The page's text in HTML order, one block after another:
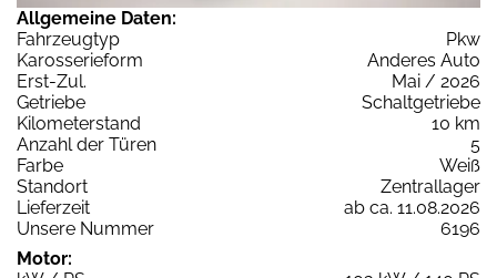
Allgemeine Daten:
Fahrzeugtyp
Pkw
Karosserieform
Anderes Auto
Erst-Zul.
Mai / 2026
Getriebe
Schaltgetriebe
Kilometerstand
10 km
Anzahl der Türen
5
Farbe
Weiß
Standort
Zentrallager
Lieferzeit
ab ca. 11.08.2026
Unsere Nummer
6196
Motor: